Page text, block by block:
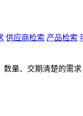
供应商检索 产品检索
数量、交期清楚的需